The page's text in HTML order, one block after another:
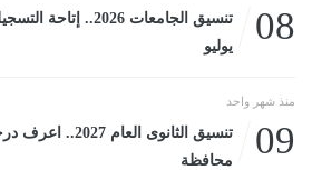
08
يوليو
منذ شهر واحد
09
محافظة